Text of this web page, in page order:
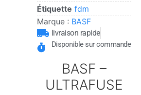
Étiquette fdm
Marque : BASF
livraison rapide
Disponible sur commande
BASF –
ULTRAFUSE